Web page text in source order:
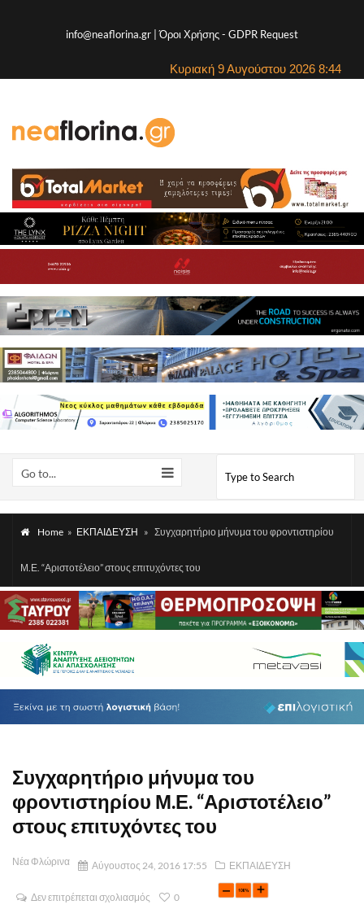
info@neaflorina.gr |Όροι Χρήσης- GDPR Request
Κυριακή 9 Αυγούστου 2026 8:44
Go to...
Home » ΕΚΠΑΙΔΕΥΣΗ » Συγχαρητήριο μήνυμα του φροντιστηρίου
Μ.Ε. “Αριστοτέλειο” στους επιτυχόντες του
Συγχαρητήριο μήνυμα του
φροντιστηρίου Μ.Ε. “Αριστοτέλειο”
στους επιτυχόντες του
Νέα Φλώρινα Αύγουστος 24, 2016 17:55 ΕΚΠΑΙΔΕΥΣΗ
Δεν επιτρέπεται σχολιασμός 0